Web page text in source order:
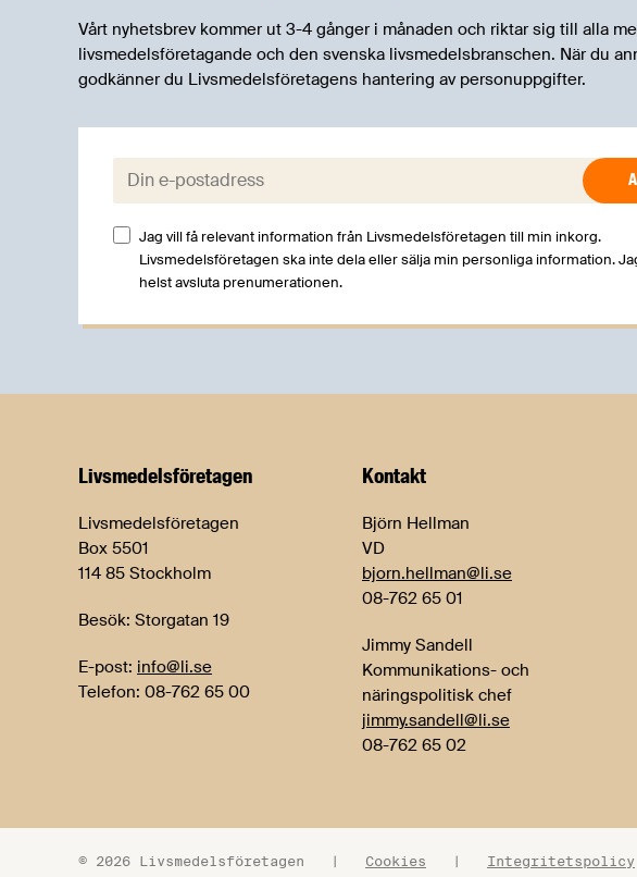
Vårt nyhetsbrev kommer ut 3-4 gånger i månaden och riktar sig till alla
livsmedelsföretagande och den svenska livsmedelsbranschen. När du
godkänner du Livsmedelsföretagens hantering av personuppgifter.
E-post:
Jag vill få relevant information från Livsmedelsföretagen till min inkorg.
Livsmedelsföretagen ska inte dela eller sälja min personliga information.
helst avsluta prenumerationen.
Livsmedels­företagen
Livsmedelsföretagen
Box 5501
114 85 Stockholm
Besök: Storgatan 19
E-post: info@li.se
Telefon: 08-762 65 00
Kontakt
Björn Hellman
VD
bjorn.hellman@li.se
08-762 65 01
Jimmy Sandell
Kommunikations- och
näringspolitisk chef
jimmy.sandell@li.se
08-762 65 02
© 2026 Livsmedelsföretagen | Cookies | Integritetspolicy